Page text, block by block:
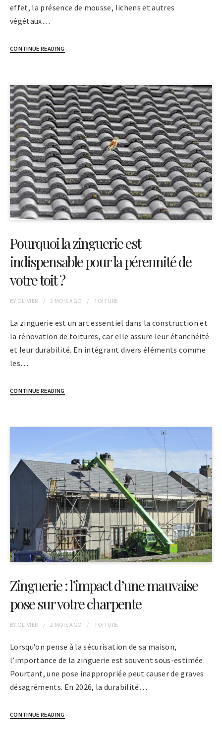
effet, la présence de mousse, lichens et autres
végétaux…
CONTINUE READING
Pourquoi la zinguerie est
indispensable pour la pérennité de
votre toit ?
BY OLIVIER 2 MOISAGO TOITURE
La zinguerie est un art essentiel dans la construction et
la rénovation de toitures, car elle assure leur étanchéité
et leur durabilité. En intégrant divers éléments comme
les…
CONTINUE READING
Zinguerie : l’impact d’une mauvaise
pose sur votre charpente
BY OLIVIER 2 MOISAGO TOITURE
Lorsqu’on pense à la sécurisation de sa maison,
l’importance de la zinguerie est souvent sous-estimée.
Pourtant, une pose inappropriée peut causer de graves
désagréments. En 2026, la durabilité…
CONTINUE READING